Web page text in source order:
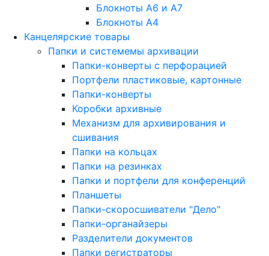
Блокноты A6 и A7
Блокноты A4
Канцелярские товары
Папки и системемы архивации
Папки-конверты с перфорацией
Портфели пластиковые, картонные
Папки-конверты
Коробки архивные
Механизм для архивирования и
сшивания
Папки на кольцах
Папки на резинках
Папки и портфели для конференций
Планшеты
Папки-скоросшиватели "Дело"
Папки-органайзеры
Разделители документов
Папки регистраторы